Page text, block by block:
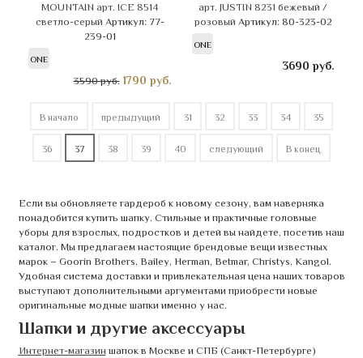
MOUNTAIN арт. ICE 8514
светло-серый Артикул: 77-
239-01
ONE
3590 руб. 1790 руб.
арт. JUSTIN 8231 бежевый /
розовый Артикул: 80-323-02
ONE
3690 руб.
В начало предыдущий 31 32 33 34 35
36 37 38 39 40 следующий В конец
Если вы обновляете гардероб к новому сезону, вам наверняка
понадобится купить шапку. Стильные и практичные головные
уборы для взрослых, подростков и детей вы найдете, посетив наш
каталог. Мы предлагаем настоящие брендовые вещи известных
марок – Goorin Brothers, Bailey, Herman, Betmar, Christys, Kangol.
Удобная система доставки и привлекательная цена наших товаров
выступают дополнительными аргументами приобрести новые
оригинальные модные шапки именно у нас.
Шапки и другие аксессуары
Интернет-магазиншапок в Москве и СПБ (Санкт-Петербурге)